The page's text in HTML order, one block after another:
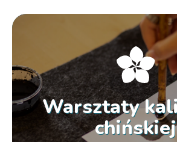
Warsztaty
chińskiej